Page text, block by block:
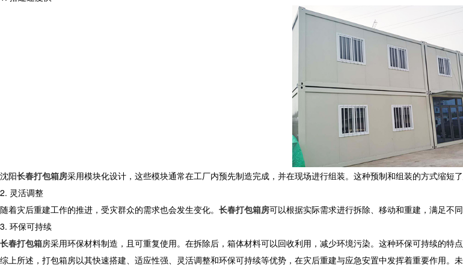
沈阳长春打包箱房采用模块化设计，这些模块通常在工厂内预先制造完成，并在现场进行组装。这种预制和组装的方式缩短
2. 灵活调整
随着灾后重建工作的推进，受灾群众的需求也会发生变化。 长春打包箱房可以根据实际需求进行拆除、移动和重建，满足不
3. 环保可持续
长春打包箱房采用环保材料制造，且可重复使用。在拆除后，箱体材料可以回收利用，减少环境污染。这种环保可持续的特
综上所述，打包箱房以其快速搭建、适应性强、灵活调整和环保可持续等优势，在灾后重建与应急安置中发挥着重要作用。